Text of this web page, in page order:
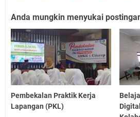
Anda mungkin menyukai
Pembekalan Praktik Kerja
Lapangan (PKL)